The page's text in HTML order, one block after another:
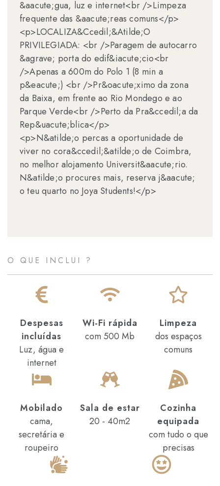
&aacute;gua, luz e internet<br />Limpeza
frequente das &aacute;reas comuns</p>
<p>LOCALIZA&Ccedil;&Atilde;O
PRIVILEGIADA: <br />Paragem de autocarro
&agrave; porta do edif&iacute;cio<br
/>Apenas a 600m do Polo 1 (8 min a
p&eacute;) <br />Pr&oacute;ximo da zona
da Baixa, em frente ao Rio Mondego e ao
Parque Verde<br />Perto da Pra&ccedil;a da
Rep&uacute;blica</p>
<p>N&atilde;o percas a oportunidade de
viver no cora&ccedil;&atilde;o de Coimbra,
no melhor alojamento Universit&aacute;rio.
N&atilde;o procures mais, reserva j&aacute;
o teu quarto no Joya Students!</p>
O QUE INCLUI ?
Despesas
incluídas
Luz, água e
internet
Wi-Fi rápida
com 500 Mb
Limpeza
dos espaços
comuns
Mobilado
cama,
secretária e
roupeiro
Sala de estar
20 - 40m2
Cozinha
equipada
com tudo o que
precisas